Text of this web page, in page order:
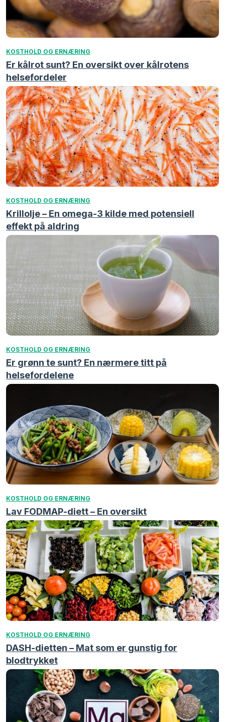
KOSTHOLD OG ERNÆRING
Er kålrot sunt? En oversikt over kålrotens
helsefordeler
KOSTHOLD OG ERNÆRING
Krillolje – En omega-3 kilde med potensiell
effekt på aldring
KOSTHOLD OG ERNÆRING
Er grønn te sunt? En nærmere titt på
helsefordelene
KOSTHOLD OG ERNÆRING
Lav FODMAP-diett – En oversikt
KOSTHOLD OG ERNÆRING
DASH-dietten – Mat som er gunstig for
blodtrykket